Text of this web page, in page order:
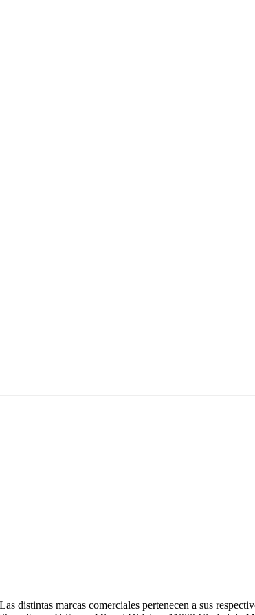
distintas marcas comerciales pertenecen a sus